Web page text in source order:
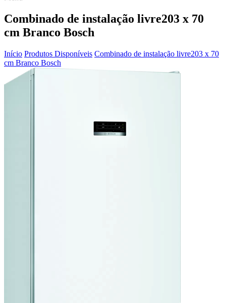
Combinado de instalação livre203 x 70
cm Branco Bosch
Início Produtos Disponíveis Combinado de instalação livre203 x 70
cm Branco Bosch